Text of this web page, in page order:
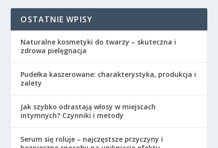
OSTATNIE WPISY
Naturalne kosmetyki do twarzy – skuteczna i
zdrowa pielęgnacja
Pudełka kaszerowane: charakterystyka, produkcja i
zalety
Jak szybko odrastają włosy w miejscach
intymnych? Czynniki i metody
Serum się roluje – najczęstsze przyczyny i